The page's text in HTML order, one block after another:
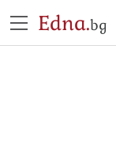
Edna.bg